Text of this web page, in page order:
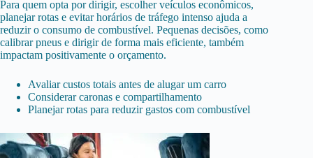
Para quem opta por dirigir, escolher veículos econômicos,
planejar rotas e evitar horários de tráfego intenso ajuda a
reduzir o consumo de combustível. Pequenas decisões, como
calibrar pneus e dirigir de forma mais eficiente, também
impactam positivamente o orçamento.
Avaliar custos totais antes de alugar um carro
Considerar caronas e compartilhamento
Planejar rotas para reduzir gastos com combustível